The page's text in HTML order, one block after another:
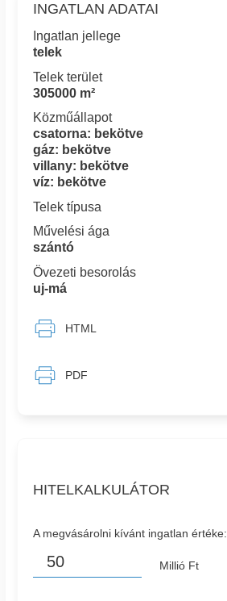
HITELKALKULÁTOR
A megvásárolni kívánt ingatlan értéke:
Millió Ft
INGATLAN ADATAI
Ingatlan jellege
telek
Telek terület
305000 m²
Közműállapot
csatorna: bekötve
gáz: bekötve
villany: bekötve
víz: bekötve
Telek típusa
Művelési ága
szántó
Övezeti besorolás
uj-má
HTML
PDF